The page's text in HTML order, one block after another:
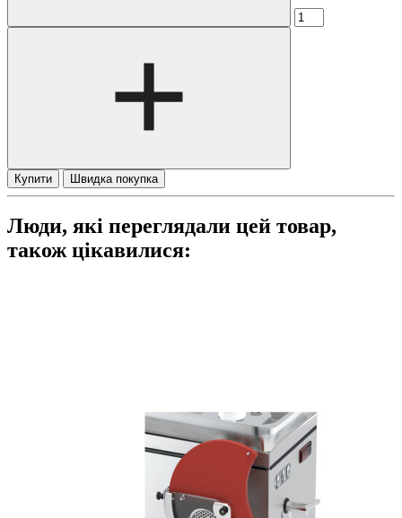
Купити Швидка покупка
Люди, які переглядали цей товар,
також цікавилися: